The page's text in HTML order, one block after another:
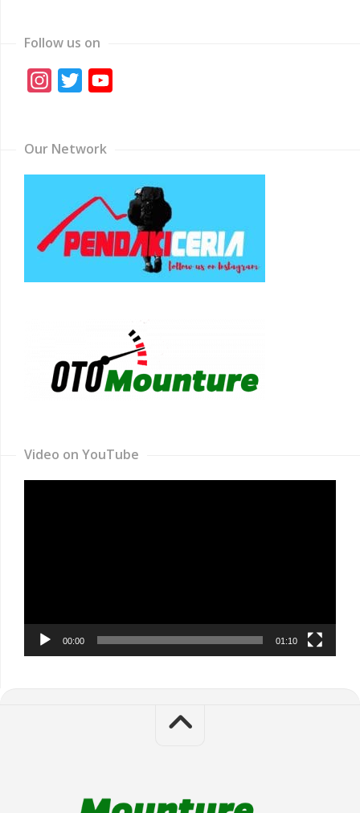
Follow us on
Instagram
Twitter
Our Network
Video on YouTube
00:00 01:10